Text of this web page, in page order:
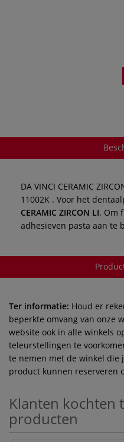
DA VINCI CERAMIC
11002K . Voor het
CERAMIC ZIRCON LI. Om
adhesieven pasta aan te
Ter informatie: Houd er
beperkte omvang van onze
website ook in alle winkels
teleurstellingen te
te nemen met de winkel die
product kunnen reserveren
Klanten kochten
producten